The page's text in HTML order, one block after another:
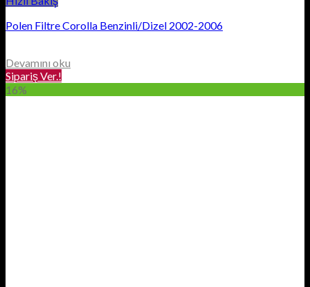
Polen Filtre Corolla Benzinli/Dizel 2002-2006
Devamını oku
Sipariş Ver.!
16%